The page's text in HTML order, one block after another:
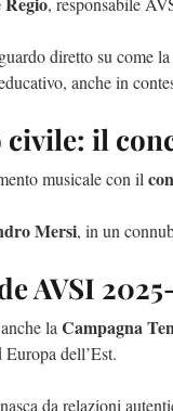
diretto su come
anche in
il
musicale con il
Mersi, in un
AVSI
la Campagna
dell’Est.
da relazioni